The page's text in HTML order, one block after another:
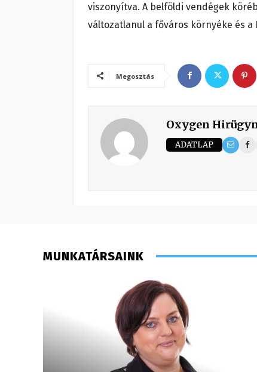
viszonyítva. A belföldi vendégek
változatlanul a főváros környéke és a
Megosztás
Oxygen
ADATLAP
MUNKATÁRSAINK